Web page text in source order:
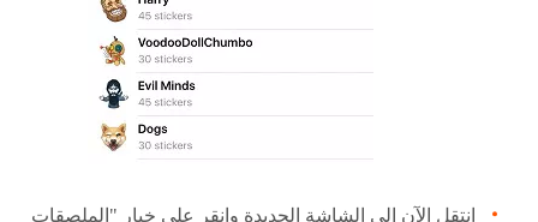
انتقل الآن إلى الشاشة الجديدة وانقر على خيار "الملصقات